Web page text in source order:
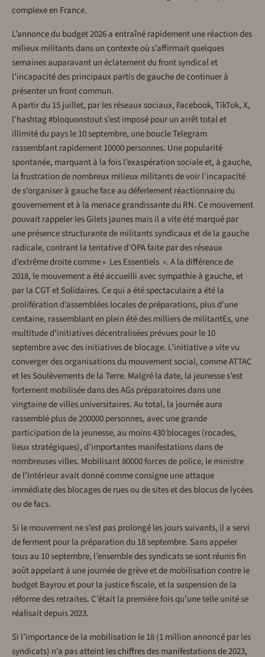
complexe en France.
L’annonce du budget 2026 a entraîné rapidement une réaction des
milieux militants dans un contexte où s’affirmait quelques
semaines auparavant un éclatement du front syndical et
l’incapacité des principaux partis de gauche de continuer à
présenter un front commun.
A partir du 15 juillet, par les réseaux sociaux, Facebook, TikTok, X,
l’hashtag #bloquonstout s’est imposé pour un arrêt total et
illimité du pays le 10 septembre, une boucle Telegram
rassemblant rapidement 10000 personnes. Une popularité
spontanée, marquant à la fois l’exaspération sociale et, à gauche,
la frustration de nombreux milieux militants de voir l’incapacité
de s’organiser à gauche face au déferlement réactionnaire du
gouvernement et à la menace grandissante du RN. Ce mouvement
pouvait rappeler les Gilets jaunes mais il a vite été marqué par
une présence structurante de militants syndicaux et de la gauche
radicale, contrant la tentative d’OPA faite par des réseaux
d’extrême droite comme « Les Essentiels ». A la différence de
2018, le mouvement a été accueilli avec sympathie à gauche, et
par la CGT et Solidaires. Ce qui a été spectaculaire a été la
prolifération d’assemblées locales de préparations, plus d’une
centaine, rassemblant en plein été des milliers de militantEs, une
multitude d’initiatives décentralisées prévues pour le 10
septembre avec des initiatives de blocage. L’initiative a vite vu
converger des organisations du mouvement social, comme ATTAC
et les Soulèvements de la Terre. Malgré la date, la jeunesse s’est
fortement mobilisée dans des AGs préparatoires dans une
vingtaine de villes universitaires. Au total, la journée aura
rassemblé plus de 200000 personnes, avec une grande
participation de la jeunesse, au moins 430 blocages (rocades,
lieux stratégiques), d’importantes manifestations dans de
nombreuses villes. Mobilisant 80000 forces de police, le ministre
de l’Intérieur avait donné comme consigne une attaque
immédiate des blocages de rues ou de sites et des blocus de lycées
ou de facs.
Si le mouvement ne s’est pas prolongé les jours suivants, il a servi
de ferment pour la préparation du 18 septembre. Sans appeler
tous au 10 septembre, l’ensemble des syndicats se sont réunis fin
août appelant à une journée de grève et de mobilisation contre le
budget Bayrou et pour la justice fiscale, et la suspension de la
réforme des retraites. C’était la première fois qu’une telle unité se
réalisait depuis 2023.
Si l’importance de la mobilisation le 18 (1 million annoncé par les
syndicats) n’a pas atteint les chiffres des manifestations de 2023,